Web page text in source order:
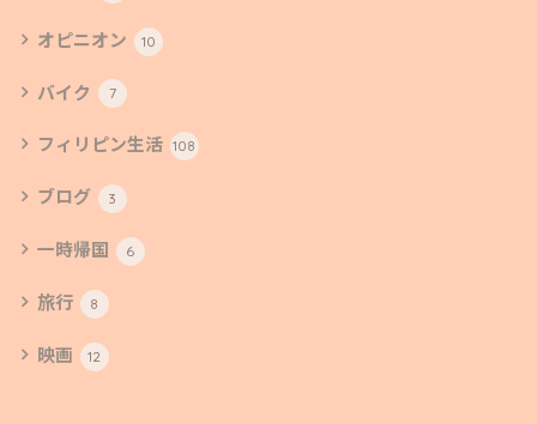
オピニオン 10
バイク 7
フィリピン生活 108
ブログ 3
一時帰国 6
旅行 8
映画 12